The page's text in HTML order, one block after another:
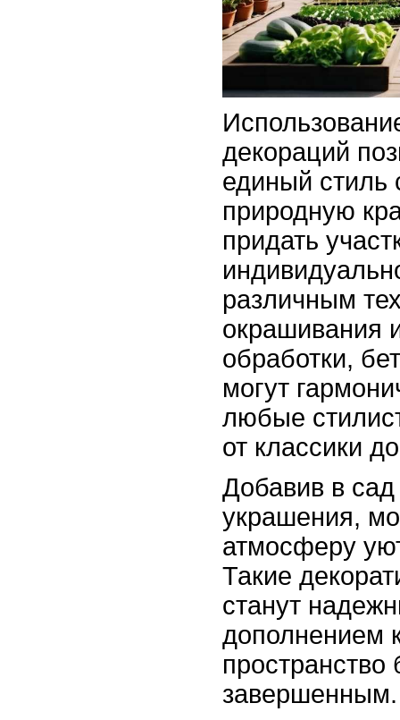
декораций
единый стиль
природную
придать
различным
окрашивания
обработки,
могут
любые
от классики
Добавив в
украшения,
атмосферу
Такие
станут
дополнением
завершенным.